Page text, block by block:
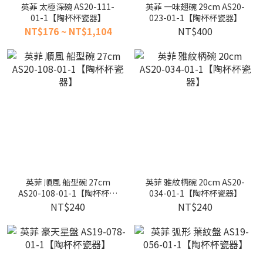
英菲 太極深碗 AS20-111-
01-1【陶杯杯瓷器】
NT$176 ~ NT$1,104
英菲 一味翅碗 29cm AS20-
023-01-1【陶杯杯瓷器】
NT$400
英菲 順風 船型碗 27cm
AS20-108-01-1【陶杯杯瓷
器】
NT$240
英菲 雅紋柄碗 20cm AS20-
034-01-1【陶杯杯瓷器】
NT$240